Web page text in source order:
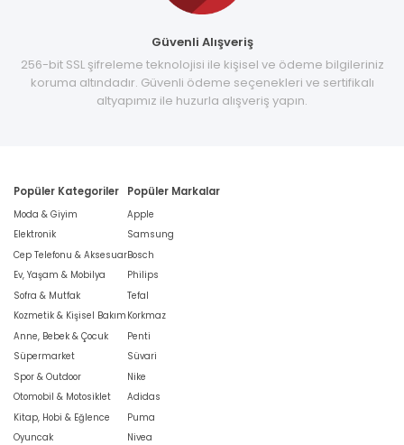
Güvenli Alışveriş
256-bit SSL şifreleme teknolojisi ile kişisel ve ödeme bilgileriniz
koruma altındadır. Güvenli ödeme seçenekleri ve sertifikalı
altyapımız ile huzurla alışveriş yapın.
Popüler Kategoriler
Moda & Giyim
Elektronik
Cep Telefonu & Aksesuar
Ev, Yaşam & Mobilya
Sofra & Mutfak
Kozmetik & Kişisel Bakım
Anne, Bebek & Çocuk
Süpermarket
Spor & Outdoor
Otomobil & Motosiklet
Kitap, Hobi & Eğlence
Oyuncak
Popüler Markalar
Apple
Samsung
Bosch
Philips
Tefal
Korkmaz
Penti
Süvari
Nike
Adidas
Puma
Nivea